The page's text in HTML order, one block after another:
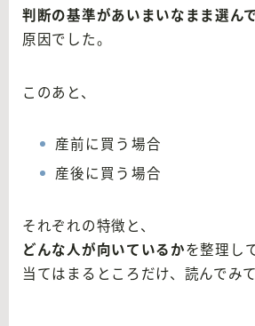
判断の基準があいまいなまま選ん
原因でした。
このあと、
産前に買う場合
産後に買う場合
それぞれの特徴と、
どんな人が向いているかを整理し
当てはまるところだけ、読んでみ